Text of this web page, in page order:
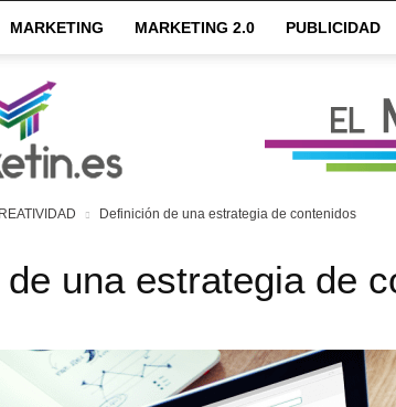
MARKETING MARKETING 2.0 PUBLICIDAD
Definición de una estrategia de contenidos
una estrategia de